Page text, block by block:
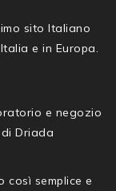
sito Italiano
e in Europa.
e negozio
Driada
così semplice e